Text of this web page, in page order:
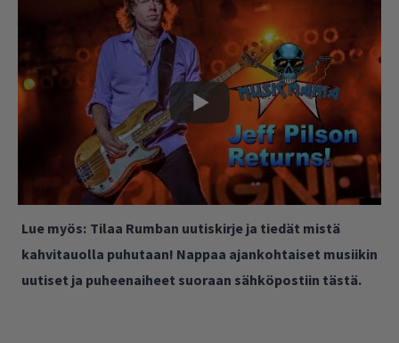
Lue myös: Tilaa Rumban uutiskirje ja tiedät mistä
kahvitauolla puhutaan! Nappaa ajankohtaiset musiikin
uutiset ja puheenaiheet suoraan sähköpostiin tästä.